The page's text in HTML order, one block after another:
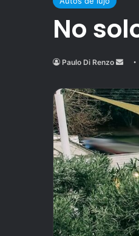
No
Paulo Di Renzo